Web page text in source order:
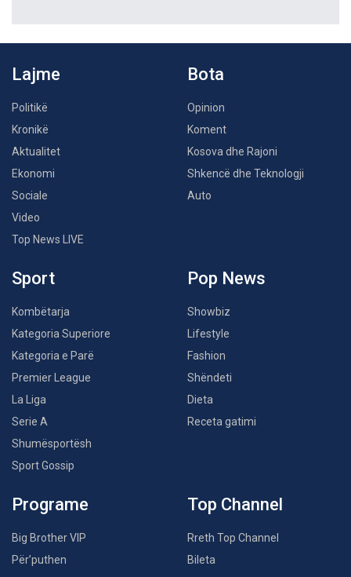
Lajme
Politikë
Kronikë
Aktualitet
Ekonomi
Sociale
Video
Top News LIVE
Bota
Opinion
Koment
Kosova dhe Rajoni
Shkencë dhe Teknologji
Auto
Sport
Kombëtarja
Kategoria Superiore
Kategoria e Parë
Premier League
La Liga
Serie A
Shumësportësh
Sport Gossip
Pop News
Showbiz
Lifestyle
Fashion
Shëndeti
Dieta
Receta gatimi
Programe
Big Brother VIP
Për’puthen
Top Channel
Rreth Top Channel
Bileta